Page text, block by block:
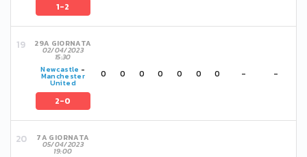
1-2
29A GIORNATA
02/04/2023
15:30
Newcastle -
Manchester
United
2-0
0 0 0 0 0 0 0 - -
7A GIORNATA
05/04/2023
19:00